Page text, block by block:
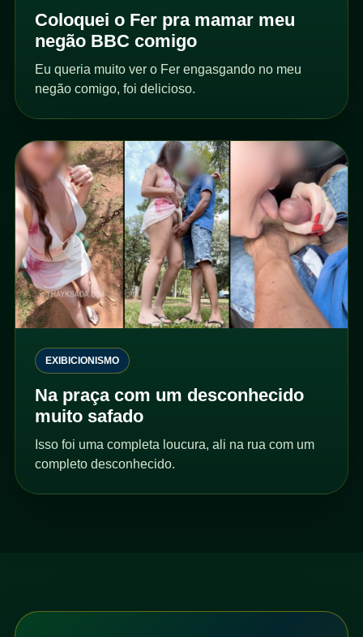
Coloquei o Fer pra mamar meu
negão BBC comigo
Eu queria muito ver o Fer engasgando no meu
negão comigo, foi delicioso.
EXIBICIONISMO
Na praça com um desconhecido
muito safado
Isso foi uma completa loucura, ali na rua com um
completo desconhecido.